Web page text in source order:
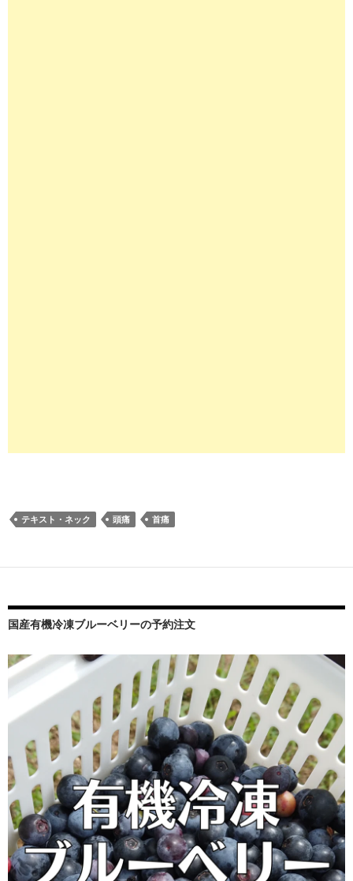
テキスト・ネック 頭痛 首痛
国産有機冷凍ブルーベリーの予約注文